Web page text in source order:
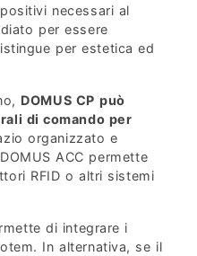
necessari al
per essere
per estetica ed
DOMUS CP può
di comando per
organizzato e
ACC permette
RFID o altri sistemi
di integrare i
In alternativa, se il